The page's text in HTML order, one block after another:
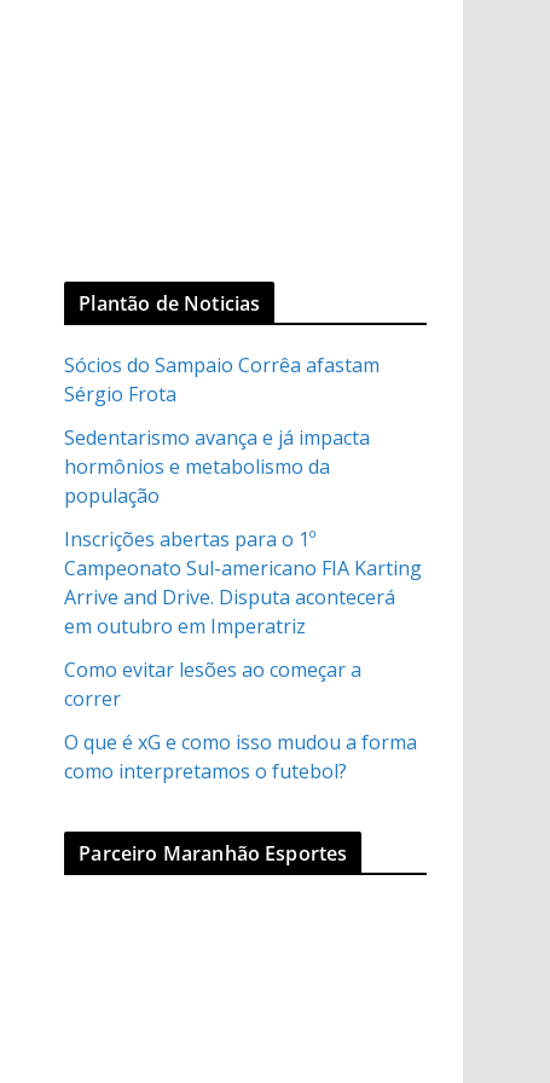
Plantão de Noticias
Sócios do Sampaio Corrêa afastam
Sérgio Frota
Sedentarismo avança e já impacta
hormônios e metabolismo da
população
Inscrições abertas para o 1º
Campeonato Sul-americano FIA Karting
Arrive and Drive. Disputa acontecerá
em outubro em Imperatriz
Como evitar lesões ao começar a
correr
O que é xG e como isso mudou a forma
como interpretamos o futebol?
Parceiro Maranhão Esportes